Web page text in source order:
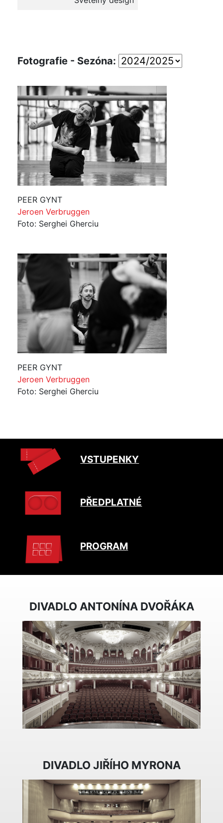
Fotografie - Sezóna:
PEER GYNT
Jeroen Verbruggen
Foto: Serghei Gherciu
PEER GYNT
Jeroen Verbruggen
Foto: Serghei Gherciu
VSTUPENKY
PŘEDPLATNÉ
PROGRAM
DIVADLO ANTONÍNA DVOŘÁKA
DIVADLO JIŘÍHO MYRONA